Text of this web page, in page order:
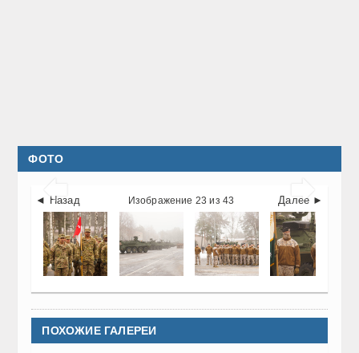
ФОТО
 
◄ Назад Далее ►
Изображение 23 из 43
ПОХОЖИЕ ГАЛЕРЕИ